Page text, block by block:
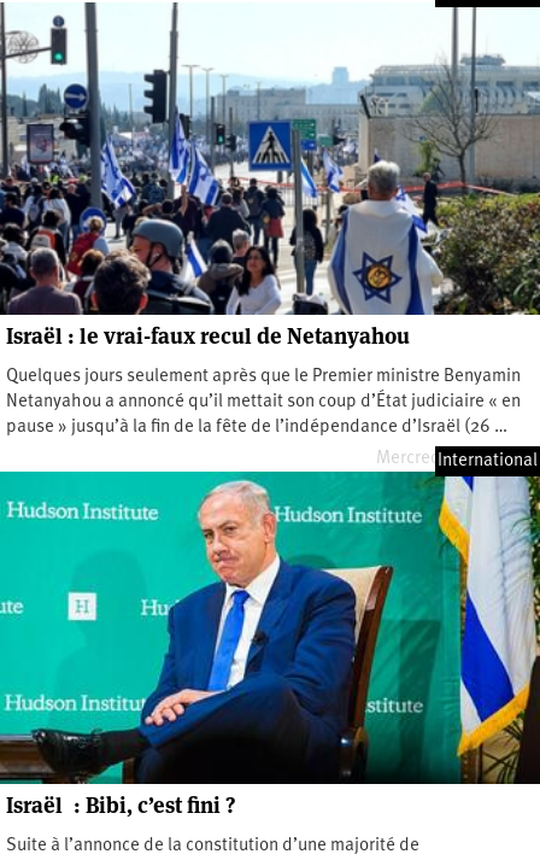
Israël : le vrai-faux recul de Netanyahou
Quelques jours seulement après que le Premier ministre Benyamin
Netanyahou a annoncé qu’il mettait son coup d’État judiciaire « en
pause » jusqu’à la fin de la fête de l’indépendance d’Israël (26 …
Mercredi 5 avril 2023
International
Israël : Bibi, c’est fini ?
Suite à l’annonce de la constitution d’une majorité de